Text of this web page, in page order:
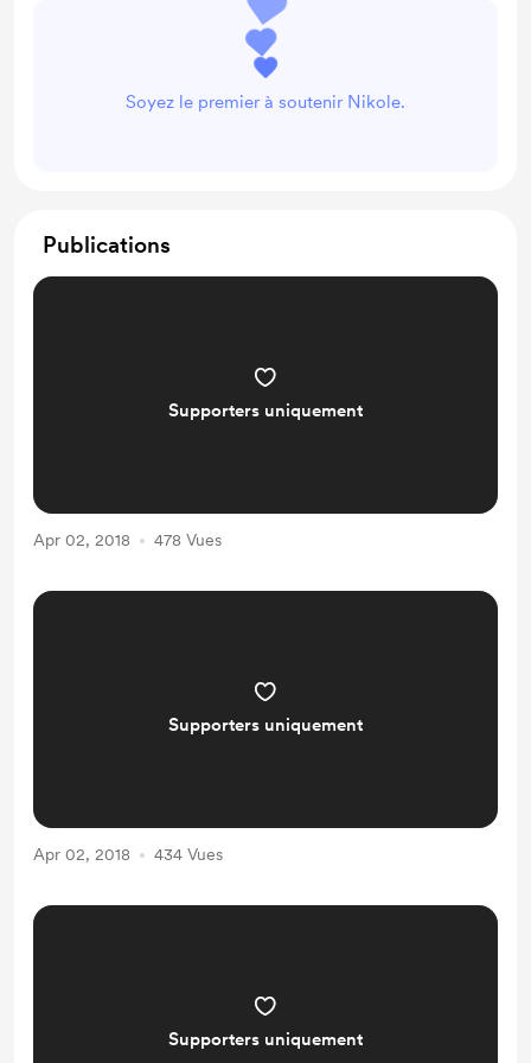
Soyez le premier à soutenir Nikole.
Publications
Supporters uniquement
Apr 02, 2018 478 Vues
Supporters uniquement
Apr 02, 2018 434 Vues
Supporters uniquement